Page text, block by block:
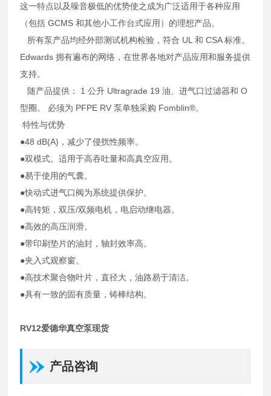
这一特点以及噪音极低的优势使之成为广泛适用于各种应用
（包括 GCMS 和其他小工作台式应用）的理想产品。
所有泵产品均经外部测试机构检验，符合 UL 和 CSA 标准。
Edwards 拥有遍布的网络，在世界各地对产品应用和服务提供
支持。
随产品提供： 1 公升 Ultragrade 19 油、进气口过滤器和 O
型圈。 必须为 PFPE RV 泵单独采购 Fomblin®。
特性与优势
●48 dB(A)，减少了侵扰性频率。
●双模式。适用于高吞吐量和高真空应用。
●易于使用的气囊。
●快动式进气口阀为系统提供保护。
●高转矩，双压/双频电机，电启动继电器。
●高效的高压润滑。
●带印刷垫片的油封，轴封效率高。
●夹入式观察窗。
●高技术聚合物叶片，直径大，油路易于清洁。
●具有一致的固有质量，铸棒结构。
RV12爱德华真空泵现货
产品咨询